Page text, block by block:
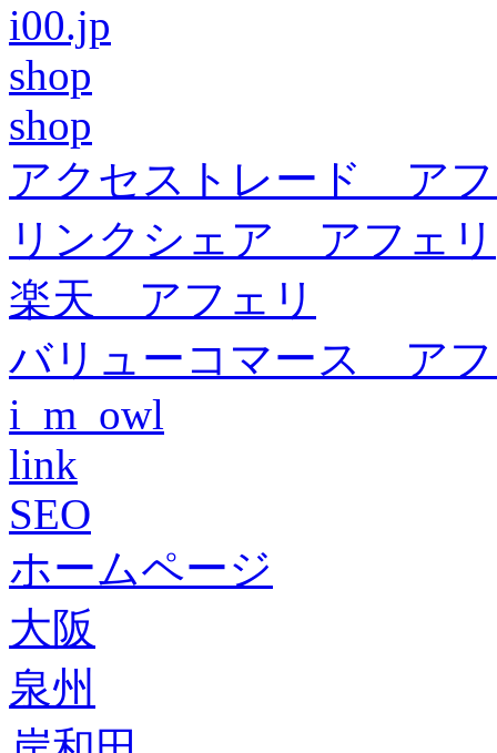
i00.jp
shop
shop
アクセストレード ア
リンクシェア アフェリ
楽天 アフェリ
バリューコマース ア
i_m_owl
link
SEO
ホームページ
大阪
泉州